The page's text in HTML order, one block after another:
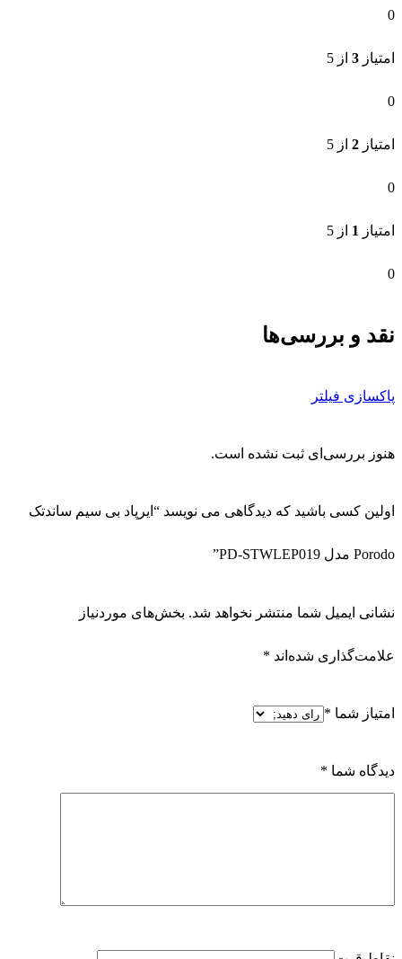
0
امتیاز 3 از 5
0
امتیاز 2 از 5
0
امتیاز 1 از 5
0
نقد و بررسی‌ها
پاکسازی فیلتر
هنوز بررسی‌ای ثبت نشده است.
اولین کسی باشید که دیدگاهی می نویسد “ایرپاد بی سیم ساندتک
Porodo مدل PD-STWLEP019”
نشانی ایمیل شما منتشر نخواهد شد. بخش‌های موردنیاز
علامت‌گذاری شده‌اند *
امتیاز شما *
دیدگاه شما *